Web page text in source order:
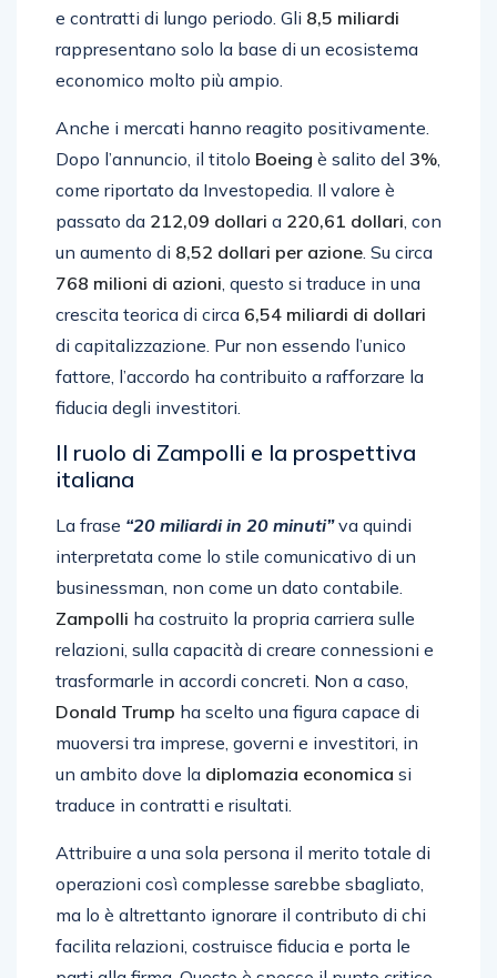
e contratti di lungo periodo. Gli 8,5 miliardi
rappresentano solo la base di un ecosistema
economico molto più ampio.
Anche i mercati hanno reagito positivamente.
Dopo l’annuncio, il titolo Boeing è salito del 3%,
come riportato da Investopedia. Il valore è
passato da 212,09 dollari a 220,61 dollari, con
un aumento di 8,52 dollari per azione. Su circa
768 milioni di azioni, questo si traduce in una
crescita teorica di circa 6,54 miliardi di dollari
di capitalizzazione. Pur non essendo l’unico
fattore, l’accordo ha contribuito a rafforzare la
fiducia degli investitori.
Il ruolo di Zampolli e la prospettiva
italiana
La frase “20 miliardi in 20 minuti”va quindi
interpretata come lo stile comunicativo di un
businessman, non come un dato contabile.
Zampolli ha costruito la propria carriera sulle
relazioni, sulla capacità di creare connessioni e
trasformarle in accordi concreti. Non a caso,
Donald Trump ha scelto una figura capace di
muoversi tra imprese, governi e investitori, in
un ambito dove la diplomazia economica si
traduce in contratti e risultati.
Attribuire a una sola persona il merito totale di
operazioni così complesse sarebbe sbagliato,
ma lo è altrettanto ignorare il contributo di chi
facilita relazioni, costruisce fiducia e porta le